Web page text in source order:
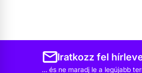
Iratkozz fel
… és ne maradj le a legújabb